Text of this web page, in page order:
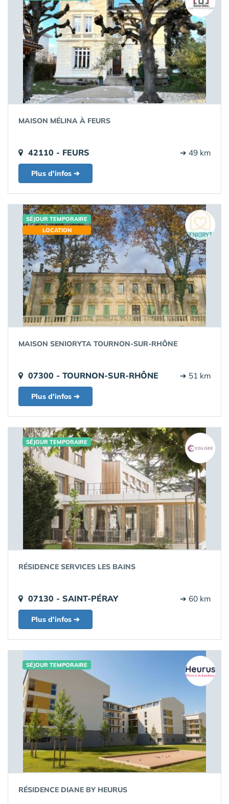
MAISON MÉLINA À FEURS
42110 - FEURS ➔ 49 km
Plus d'infos ➔
SÉJOUR TEMPORAIRE
LOCATION
MAISON SENIORYTA TOURNON-SUR-RHÔNE
07300 - TOURNON-SUR-RHÔNE ➔ 51 km
Plus d'infos ➔
SÉJOUR TEMPORAIRE
RÉSIDENCE SERVICES LES BAINS
07130 - SAINT-PÉRAY ➔ 60 km
Plus d'infos ➔
SÉJOUR TEMPORAIRE
RÉSIDENCE DIANE BY HEURUS